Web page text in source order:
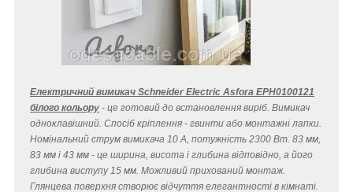
Електричний вимикач Schneider Electric Asfora EPH0100121
білого кольору - це готовий до встановлення виріб. Вимикач
одноклавішний. Спосіб кріплення - гвинти або монтажні лапки.
Номінальний струм вимикача 10 A, потужність 2300 Вт. 83 мм,
83 мм і 43 мм - це ширина, висота і глибина відповідно, а його
глибина виступу 15 мм. Можливий прихований монтаж.
Глянцева поверхня створює відчуття елегантності в кімнаті.